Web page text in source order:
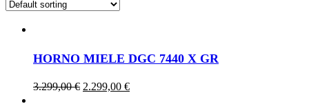
HORNO MIELE DGC 7440 X GR
3.299,00€ Original
2.299,00 €Current